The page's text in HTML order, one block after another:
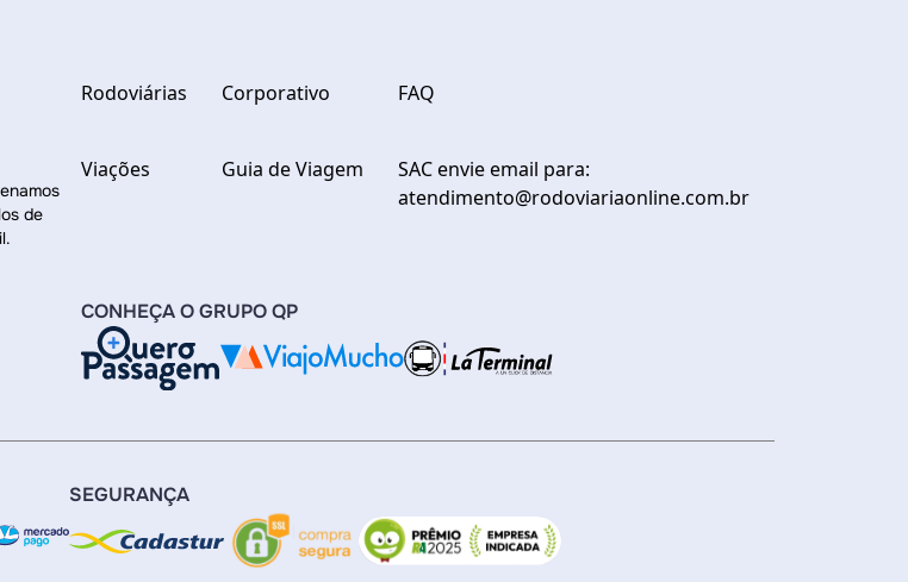
de
Rodoviárias
Viações
Corporativo
Guia de Viagem
FAQ
SAC envie email para:
atendimento@rodoviariaonline.com.br
CONHEÇA O GRUPO QP
SEGURANÇA